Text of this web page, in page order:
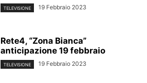
TELEVISIONE 19 Febbraio 2023
Rete4, “Zona Bianca”
anticipazione 19 febbraio
TELEVISIONE 19 Febbraio 2023